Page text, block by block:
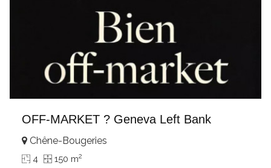
OFF-MARKET ? Geneva Left Bank
Chêne-Bougeries
4 150 m2